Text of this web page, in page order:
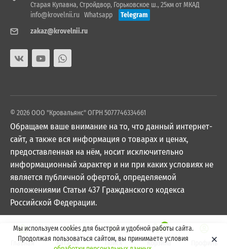
Старая Купавна, Стройдвор, Горьковское ш., 25км от МКАД
info@krovelnii.ru Whatsapp
Telegram
zakaz@krovelnii.ru
© 2026 ООО "Кровальянс" ОГРН 5077746334661
Обращаем ваше внимание на то, что данный интернет-
сайт, а также вся информация о товарах и ценах,
предоставленная на нём, носит исключительно
информационный характер и ни при каких условиях не
является публичной офертой, определяемой
положениями Статьи 437 Гражданского кодекса
Российской Федерации.
Мы используем cookies для быстрой и удобной работы сайта.
Продолжая пользоваться сайтом, вы принимаете условия
Главная Каталог Поиск
0
Корзина Профиль